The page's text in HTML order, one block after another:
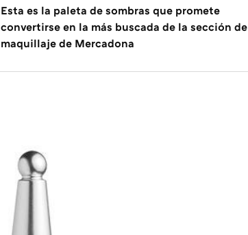
Esta es la paleta de sombras que promete
convertirse en la más buscada de la sección de
maquillaje de Mercadona